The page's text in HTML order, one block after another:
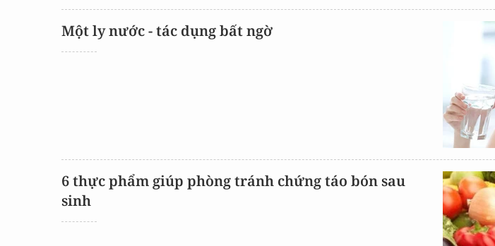
Một ly nước - tác dụng bất ngờ
6 thực phẩm giúp phòng tránh chứng táo bón sau
sinh